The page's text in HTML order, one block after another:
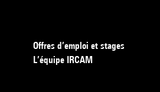
Offres d’emploi et stages
L’équipe IRCAM